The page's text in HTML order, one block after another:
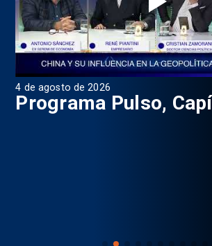
4 de agosto de 2026
Programa Pulso,